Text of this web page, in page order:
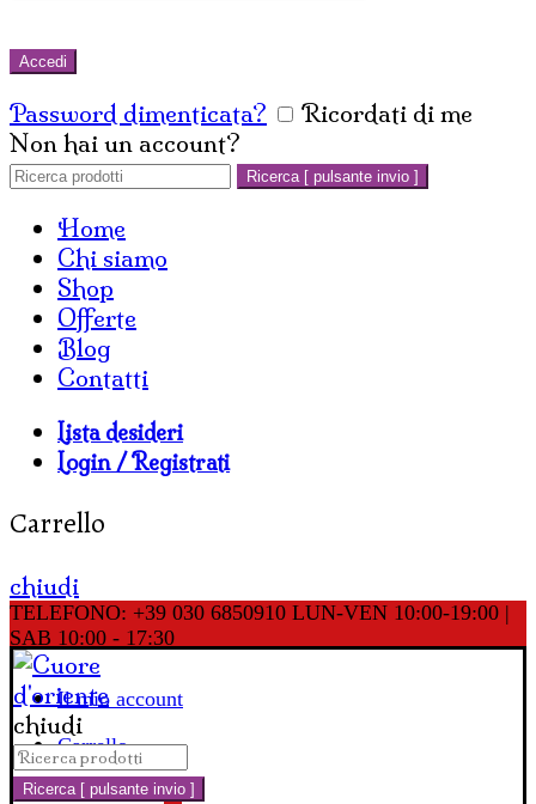
Accedi
Password dimenticata?
Ricordati di me
Non hai un account?
Cerca:
Ricerca [ pulsante invio ]
Home
Chi siamo
Shop
Offerte
Blog
Contatti
Lista desideri
Login / Registrati
Carrello
chiudi
TELEFONO: +39 030 6850910 LUN-VEN 10:00-19:00 |
SAB 10:00 - 17:30
Il mio account
Carrello
chiudi
Cerca:
Ricerca [ pulsante invio ]